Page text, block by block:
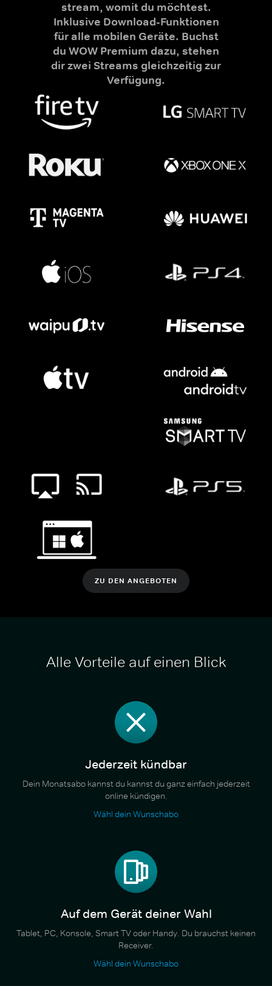
stream, womit du möchtest.
Inklusive Download-Funktionen
für alle mobilen Geräte. Buchst
du WOW Premium dazu, stehen
dir zwei Streams gleichzeitig zur
Verfügung.
ZU DEN ANGEBOTEN
Alle Vorteile auf einen Blick
Jederzeit kündbar
Dein Monatsabo kannst du kannst du ganz einfach jederzeit
online kündigen.
Wähl dein Wunschabo
Auf dem Gerät deiner Wahl
Tablet, PC, Konsole, Smart TV oder Handy. Du brauchst keinen
Receiver.
Wähl dein Wunschabo